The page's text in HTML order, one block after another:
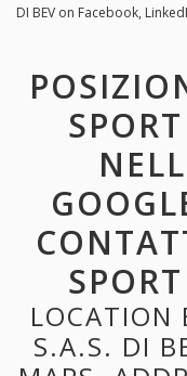
DI BEV on Facebook,
LOCATION
S.A.S. DI